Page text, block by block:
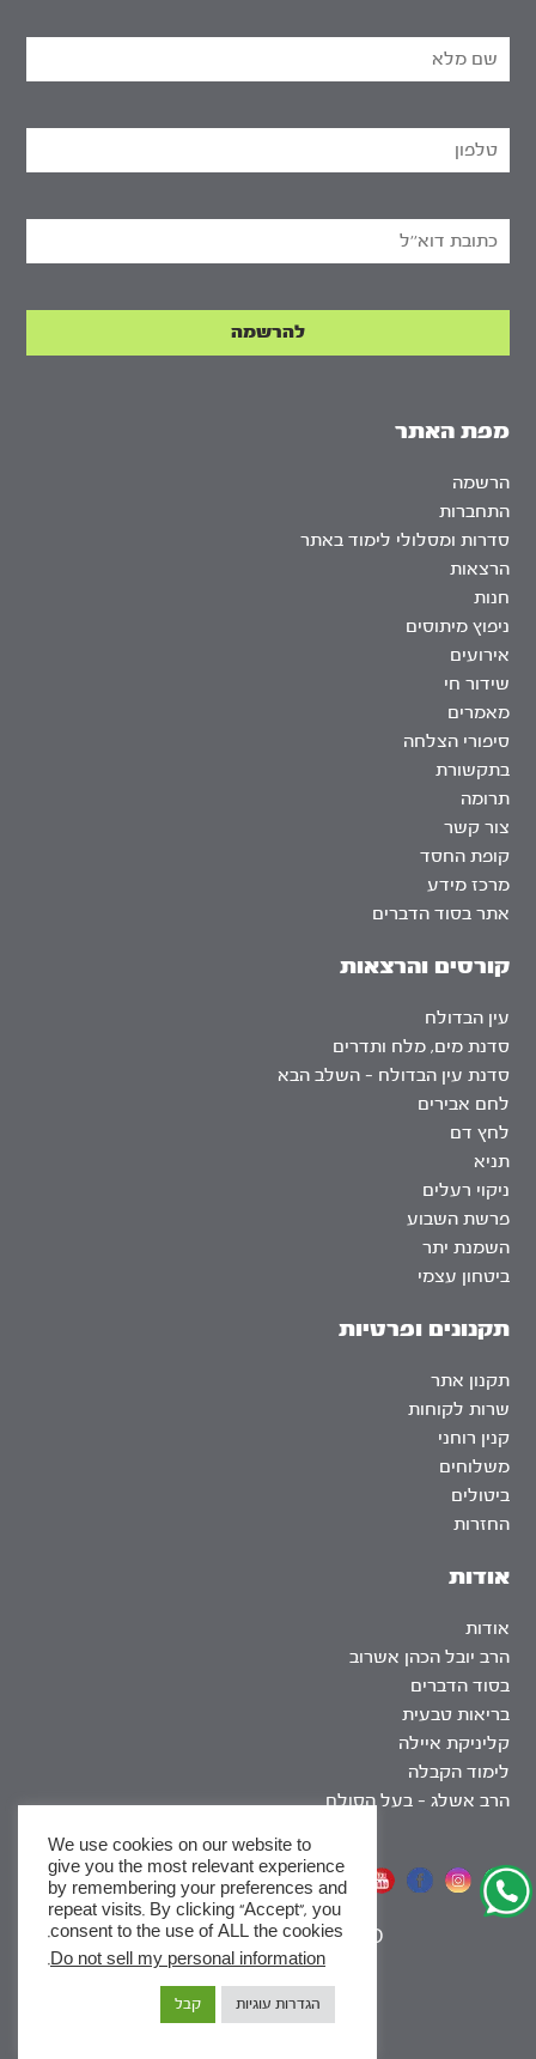
אודות
אודות
הרב יובל הכהן אשרוב
בסוד הדברים
בריאות טבעית
קליניקת איילה
לימוד הקבלה
הרב אשלג – בעל הסולם
מפת האתר
הרשמה
התחברות
סדרות ומסלולי לימוד באתר
הרצאות
חנות
ניפוץ מיתוסים
אירועים
שידור חי
מאמרים
סיפורי הצלחה
בתקשורת
תרומה
צור קשר
קופת החסד
מרכז מידע
אתר בסוד הדברים
קורסים והרצאות
עין הבדולח
סדנת מים, מלח ותדרים
סדנת עין הבדולח – השלב הבא
לחם אבירים
לחץ דם
תניא
ניקוי רעלים
פרשת השבוע
השמנת יתר
ביטחון עצמי
תקנונים ופרטיות
תקנון אתר
שרות לקוחות
קנין רוחני
משלוחים
ביטולים
החזרות
אתר שומר שבת
SEO
|
We use cookies on our website to
give you the most relevant experience
by remembering your preferences and
repeat visits. By clicking “Accept”, you
consent to the use of ALL the cookies.
Do not sell my personal information
.
הגדרות עוגיות קבל
x